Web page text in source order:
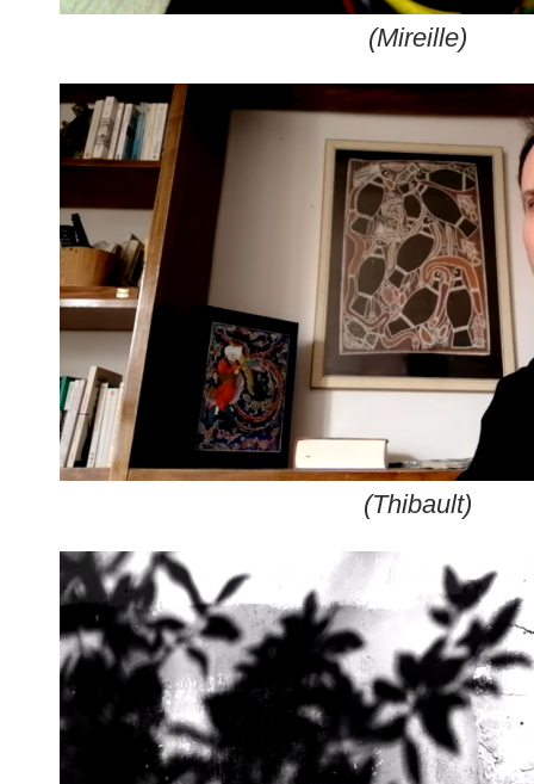
(Mireille)
(Thibault)